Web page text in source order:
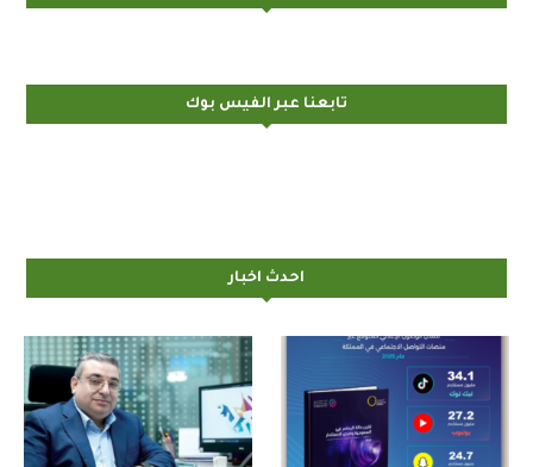
تابعنا عبر الفيس بوك
احدث اخبار